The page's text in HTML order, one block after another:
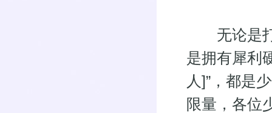
无论是打
是拥有犀利
人]”，都是
限量，各位